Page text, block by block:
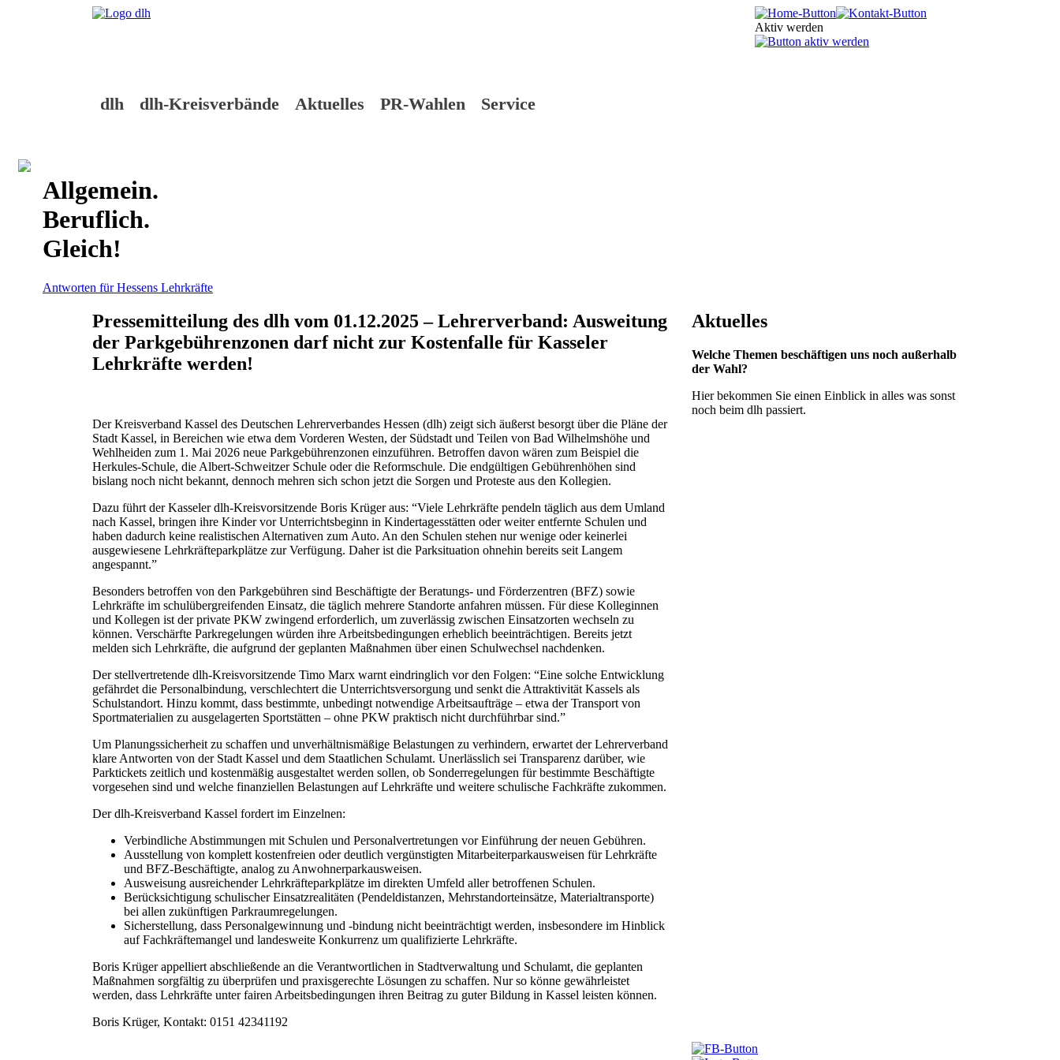
Aktiv werden
dlh dlh-Kreisverbände Aktuelles PR-Wahlen Service
Allgemein.
Beruflich.
Gleich!
Antworten für Hessens Lehrkräfte
Pressemitteilung des dlh vom 01.12.2025 – Lehrerverband: Ausweitung
der Parkgebührenzonen darf nicht zur Kostenfalle für Kasseler
Lehrkräfte werden!
Der Kreisverband Kassel des Deutschen Lehrerverbandes Hessen (dlh) zeigt sich äußerst besorgt über die Pläne der
Stadt Kassel, in Bereichen wie etwa dem Vorderen Westen, der Südstadt und Teilen von Bad Wilhelmshöhe und
Wehlheiden zum 1. Mai 2026 neue Parkgebührenzonen einzuführen. Betroffen davon wären zum Beispiel die
Herkules-Schule, die Albert-Schweitzer Schule oder die Reformschule. Die endgültigen Gebührenhöhen sind
bislang noch nicht bekannt, dennoch mehren sich schon jetzt die Sorgen und Proteste aus den Kollegien.
Dazu führt der Kasseler dlh-Kreisvorsitzende Boris Krüger aus: “Viele Lehrkräfte pendeln täglich aus dem Umland
nach Kassel, bringen ihre Kinder vor Unterrichtsbeginn in Kindertagesstätten oder weiter entfernte Schulen und
haben dadurch keine realistischen Alternativen zum Auto. An den Schulen stehen nur wenige oder keinerlei
ausgewiesene Lehrkräfteparkplätze zur Verfügung. Daher ist die Parksituation ohnehin bereits seit Langem
angespannt.”
Besonders betroffen von den Parkgebühren sind Beschäftigte der Beratungs- und Förderzentren (BFZ) sowie
Lehrkräfte im schulübergreifenden Einsatz, die täglich mehrere Standorte anfahren müssen. Für diese Kolleginnen
und Kollegen ist der private PKW zwingend erforderlich, um zuverlässig zwischen Einsatzorten wechseln zu
können. Verschärfte Parkregelungen würden ihre Arbeitsbedingungen erheblich beeinträchtigen. Bereits jetzt
melden sich Lehrkräfte, die aufgrund der geplanten Maßnahmen über einen Schulwechsel nachdenken.
Der stellvertretende dlh-Kreisvorsitzende Timo Marx warnt eindringlich vor den Folgen: “Eine solche Entwicklung
gefährdet die Personalbindung, verschlechtert die Unterrichtsversorgung und senkt die Attraktivität Kassels als
Schulstandort. Hinzu kommt, dass bestimmte, unbedingt notwendige Arbeitsaufträge – etwa der Transport von
Sportmaterialien zu ausgelagerten Sportstätten – ohne PKW praktisch nicht durchführbar sind.”
Um Planungssicherheit zu schaffen und unverhältnismäßige Belastungen zu verhindern, erwartet der Lehrerverband
klare Antworten von der Stadt Kassel und dem Staatlichen Schulamt. Unerlässlich sei Transparenz darüber, wie
Parktickets zeitlich und kostenmäßig ausgestaltet werden sollen, ob Sonderregelungen für bestimmte Beschäftigte
vorgesehen sind und welche finanziellen Belastungen auf Lehrkräfte und weitere schulische Fachkräfte zukommen.
Der dlh-Kreisverband Kassel fordert im Einzelnen:
Verbindliche Abstimmungen mit Schulen und Personalvertretungen vor Einführung der neuen Gebühren.
Ausstellung von komplett kostenfreien oder deutlich vergünstigten Mitarbeiterparkausweisen für Lehrkräfte
und BFZ-Beschäftigte, analog zu Anwohnerparkausweisen.
Ausweisung ausreichender Lehrkräfteparkplätze im direkten Umfeld aller betroffenen Schulen.
Berücksichtigung schulischer Einsatzrealitäten (Pendeldistanzen, Mehrstandorteinsätze, Materialtransporte)
bei allen zukünftigen Parkraumregelungen.
Sicherstellung, dass Personalgewinnung und -bindung nicht beeinträchtigt werden, insbesondere im Hinblick
auf Fachkräftemangel und landesweite Konkurrenz um qualifizierte Lehrkräfte.
Boris Krüger appelliert abschließende an die Verantwortlichen in Stadtverwaltung und Schulamt, die geplanten
Maßnahmen sorgfältig zu überprüfen und praxisgerechte Lösungen zu schaffen. Nur so könne gewährleistet
werden, dass Lehrkräfte unter fairen Arbeitsbedingungen ihren Beitrag zu guter Bildung in Kassel leisten können.
Boris Krüger, Kontakt: 0151 42341192
Aktuelles
Welche Themen beschäftigen uns noch außerhalb
der Wahl?
Hier bekommen Sie einen Einblick in alles was sonst
noch beim dlh passiert.